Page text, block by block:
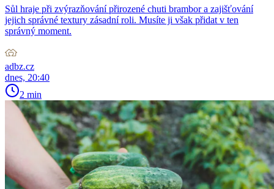
Sůl hraje při zvýrazňování přirozené chuti brambor a zajišťování
jejich správné textury zásadní roli. Musíte ji však přidat v ten
správný moment.
adbz.cz
dnes, 20:40
2 min